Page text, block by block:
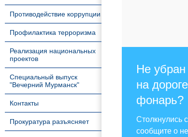
Противодействие коррупции
Профилактика терроризма
Реализация национальных
проектов
Специальный выпуск
"Вечерний Мурманск"
Контакты
Прокуратура разъясняет
Не убран
на
фонарь?
Столкнулись
сообщите о